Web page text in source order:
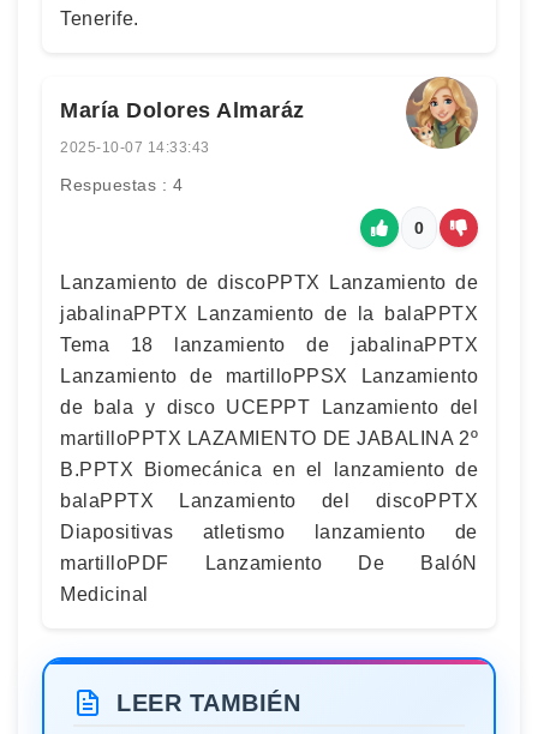
Tenerife.
María Dolores Almaráz
2025-10-07 14:33:43
Respuestas : 4
0
Lanzamiento de discoPPTX Lanzamiento de
jabalinaPPTX Lanzamiento de la balaPPTX
Tema 18 lanzamiento de jabalinaPPTX
Lanzamiento de martilloPPSX Lanzamiento
de bala y disco UCEPPT Lanzamiento del
martilloPPTX LAZAMIENTO DE JABALINA 2º
B.PPTX Biomecánica en el lanzamiento de
balaPPTX Lanzamiento del discoPPTX
Diapositivas atletismo lanzamiento de
martilloPDF Lanzamiento De BalóN
Medicinal
LEER TAMBIÉN